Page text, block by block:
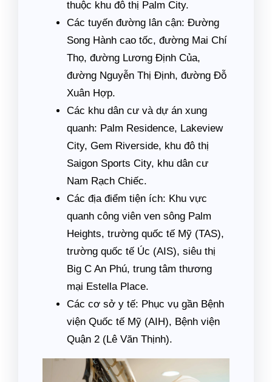
thuộc khu đô thị Palm City.
Các tuyến đường lân cận: Đường
Song Hành cao tốc, đường Mai Chí
Thọ, đường Lương Định Của,
đường Nguyễn Thị Định, đường Đỗ
Xuân Hợp.
Các khu dân cư và dự án xung
quanh: Palm Residence, Lakeview
City, Gem Riverside, khu đô thị
Saigon Sports City, khu dân cư
Nam Rạch Chiếc.
Các địa điểm tiện ích: Khu vực
quanh công viên ven sông Palm
Heights, trường quốc tế Mỹ (TAS),
trường quốc tế Úc (AIS), siêu thị
Big C An Phú, trung tâm thương
mại Estella Place.
Các cơ sở y tế: Phục vụ gần Bệnh
viện Quốc tế Mỹ (AIH), Bệnh viện
Quận 2 (Lê Văn Thịnh).